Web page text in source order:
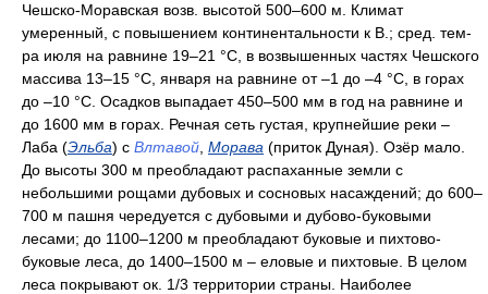
Чешско-Моравская возв. высотой 500–600 м. Климат
умеренный, с повышением континентальности к В.; сред. тем-
ра июля на равнине 19–21 °С, в возвышенных частях Чешского
массива 13–15 °С, января на равнине от –1 до –4 °С, в горах
до –10 °С. Осадков выпадает 450–500 мм в год на равнине и
до 1600 мм в горах. Речная сеть густая, крупнейшие реки –
Лаба (Эльба) с Влтавой Морава (приток Дуная). Озёр мало.
До высоты 300 м преобладают распаханные земли с
небольшими рощами дубовых и сосновых насаждений; до 600–
700 м пашня чередуется с дубовыми и дубово-буковыми
лесами; до 1100–1200 м преобладают буковые и пихтово-
буковые леса, до 1400–1500 м – еловые и пихтовые. В целом
леса покрывают ок. 1/3 территории страны. Наиболее